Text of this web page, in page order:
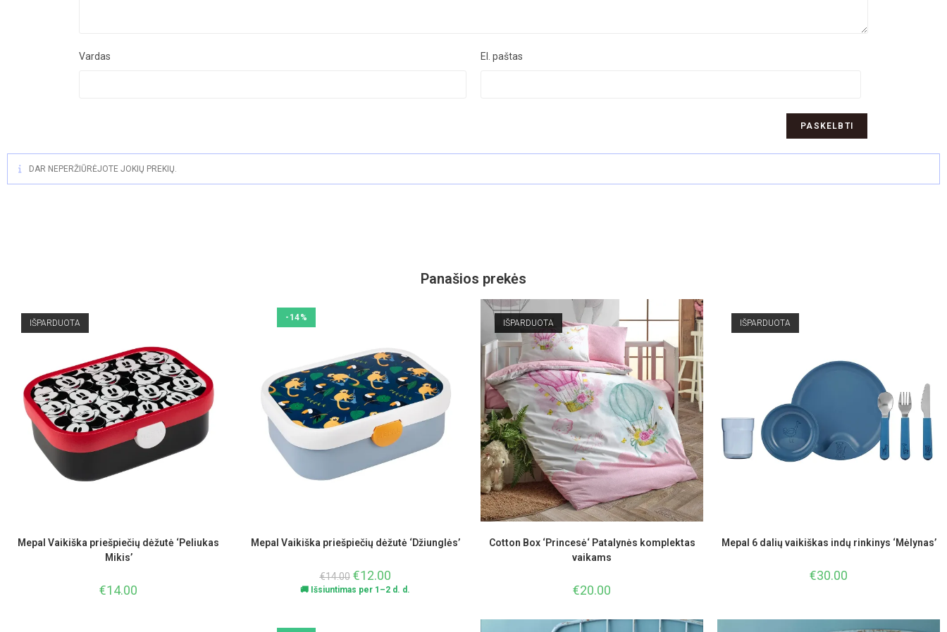
Vardas El. paštas
DAR NEPERŽIŪRĖJOTE JOKIŲ PREKIŲ.
Panašios prekės
IŠPARDUOTA
Mepal Vaikiška priešpiečių dėžutė ‘Peliukas
Mikis’
€14.00
-14%
Mepal Vaikiška priešpiečių dėžutė ‘Džiunglės’
€14.00 €12.00
🚚 Išsiuntimas per 1–2 d. d.
IŠPARDUOTA
Cotton Box ‘Princesė‘ Patalynės komplektas
vaikams
€20.00
IŠPARDUOTA
Mepal 6 dalių vaikiškas indų rinkinys ‘Mėlynas’
€30.00